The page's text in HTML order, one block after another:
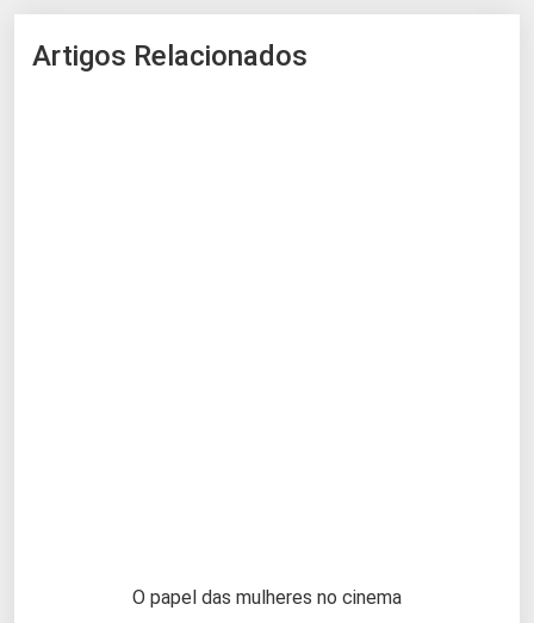
Artigos Relacionados
O papel das mulheres no cinema